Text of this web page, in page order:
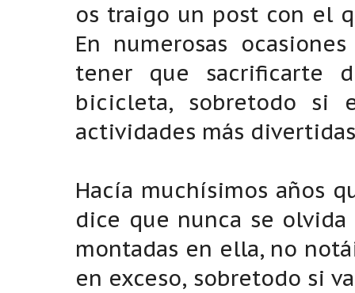
os traigo un post con el
En numerosas
tener que sacrificarte
bicicleta, sobretodo si
actividades más
Hacía muchísimos años
dice que nunca se
montadas en ella, no
en exceso, sobretodo si